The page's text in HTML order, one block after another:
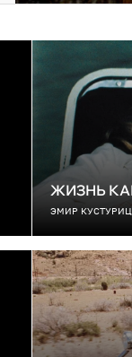
ЖИЗНЬ
ЭМИР